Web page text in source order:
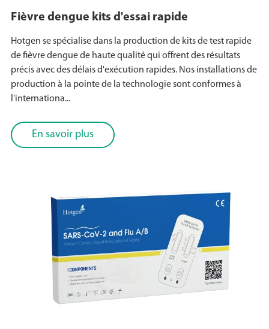
Fièvre dengue kits d'essai rapide
Hotgen se spécialise dans la production de kits de test rapide
de fièvre dengue de haute qualité qui offrent des résultats
précis avec des délais d'exécution rapides. Nos installations de
production à la pointe de la technologie sont conformes à
l'internationa...
En savoir plus